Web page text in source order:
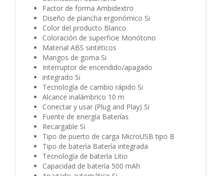
Factor de forma Ambidextro
Diseño de plancha ergonómico Si
Color del producto Blanco
Coloración de superficie Monótono
Material ABS sintéticos
Mangos de goma Si
Interruptor de encendido/apagado
integrado Si
Tecnología de cambio rápido Si
Alcance inalámbrico 10 m
Conectar y usar (Plug and Play) Si
Fuente de energía Baterías
Recargable Si
Tipo de puerto de carga MicroUSB tipo B
Tipo de batería Batería integrada
Tecnología de batería Litio
Capacidad de batería 500 mAh